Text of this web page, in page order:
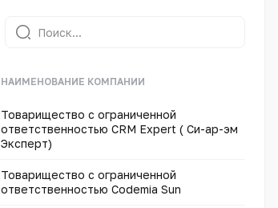
НАИМЕНОВАНИЕ КОМПАНИИ
Товарищество с ограниченной
ответственностью CRM Expert ( Си-ар-эм
Эксперт)
Товарищество с ограниченной
ответственностью Codemia Sun